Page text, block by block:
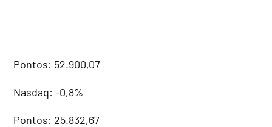
Pontos: 52.900,07
Nasdaq: -0,8%
Pontos: 25.832,67